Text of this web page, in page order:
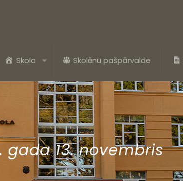
Skola Skolēnu pašpārvalde
13. novembris